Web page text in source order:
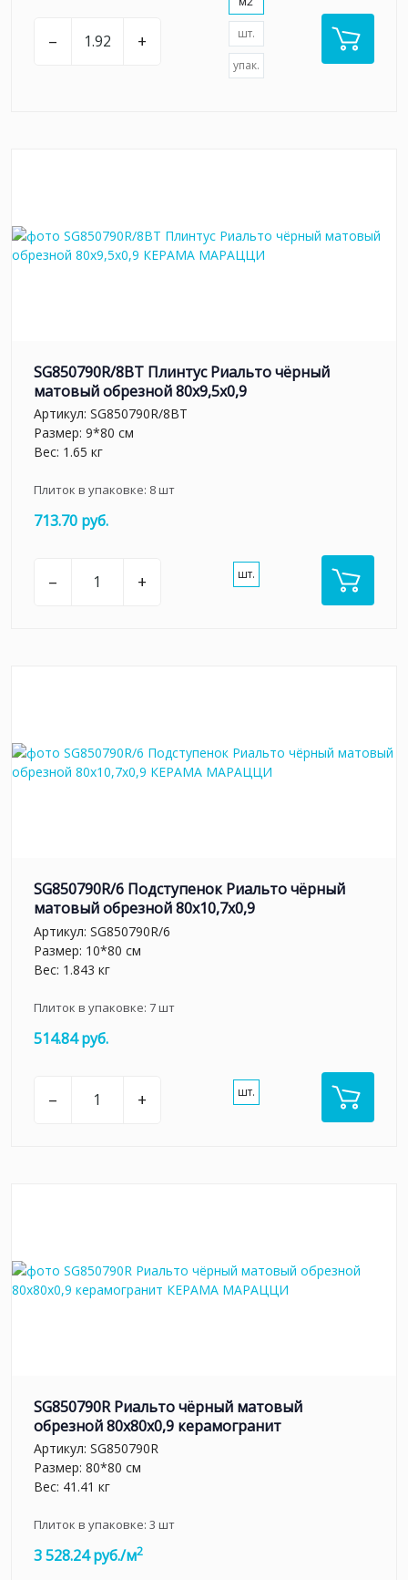
– + шт.
упак.
SG850790R/8BT Плинтус Риальто чёрный
матовый обрезной 80x9,5x0,9
Артикул: SG850790R/8BT
Размер: 9*80 см
Вес: 1.65 кг
Плиток в упаковке: 8шт
713.70 руб.
– + шт.
SG850790R/6 Подступенок Риальто чёрный
матовый обрезной 80x10,7x0,9
Артикул: SG850790R/6
Размер: 10*80 см
Вес: 1.843 кг
Плиток в упаковке: 7шт
514.84 руб.
– + шт.
SG850790R Риальто чёрный матовый
обрезной 80x80x0,9 керамогранит
Артикул: SG850790R
Размер: 80*80 см
Вес: 41.41 кг
Плиток в упаковке: 3 шт
3 528.24 руб./м2